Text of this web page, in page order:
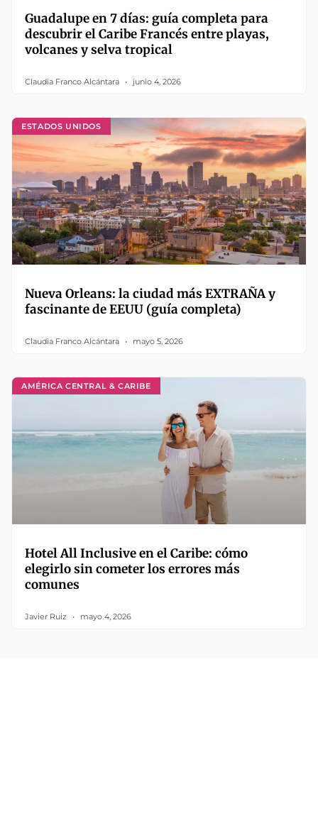
Guadalupe en 7 días: guía completa para
descubrir el Caribe Francés entre playas,
volcanes y selva tropical
Claudia Franco Alcántara junio 4, 2026
ESTADOS UNIDOS
Nueva Orleans: la ciudad más EXTRAÑA y
fascinante de EEUU (guía completa)
Claudia Franco Alcántara mayo 5, 2026
AMÉRICA CENTRAL & CARIBE
Hotel All Inclusive en el Caribe: cómo
elegirlo sin cometer los errores más
comunes
Javier Ruiz mayo 4, 2026